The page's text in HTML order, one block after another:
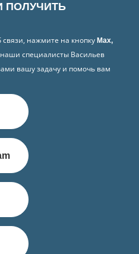
ПОЛУЧИТЬ
нажмите на кнопку Max,
наши специалисты Васильев
вашу задачу и помочь вам